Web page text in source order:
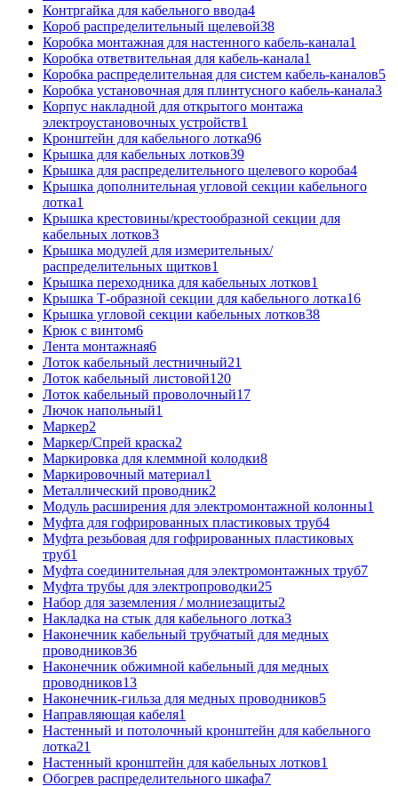
Контргайка для кабельного ввода4
Короб распределительный щелевой38
Коробка монтажная для настенного кабель-канала1
Коробка ответвительная для кабель-канала1
Коробка распределительная для систем кабель-каналов5
Коробка установочная для плинтусного кабель-канала3
Корпус накладной для открытого монтажа
электроустановочных устройств1
Кронштейн для кабельного лотка96
Крышка для кабельных лотков39
Крышка для распределительного щелевого короба4
Крышка дополнительная угловой секции кабельного
лотка1
Крышка крестовины/крестообразной секции для
кабельных лотков3
Крышка модулей для измерительных/
распределительных щитков1
Крышка переходника для кабельных лотков1
Крышка Т-образной секции для кабельного лотка16
Крышка угловой секции кабельных лотков38
Крюк с винтом6
Лента монтажная6
Лоток кабельный лестничный21
Лоток кабельный листовой120
Лоток кабельный проволочный17
Лючок напольный1
Маркер2
Маркер/Спрей краска2
Маркировка для клеммной колодки8
Маркировочный материал1
Металлический проводник2
Модуль расширения для электромонтажной колонны1
Муфта для гофрированных пластиковых труб4
Муфта резьбовая для гофрированных пластиковых
труб1
Муфта соединительная для электромонтажных труб7
Муфта трубы для электропроводки25
Набор для заземления / молниезащиты2
Накладка на стык для кабельного лотка3
Наконечник кабельный трубчатый для медных
проводников36
Наконечник обжимной кабельный для медных
проводников13
Наконечник-гильза для медных проводников5
Направляющая кабеля1
Настенный и потолочный кронштейн для кабельного
лотка21
Настенный кронштейн для кабельных лотков1
Обогрев распределительного шкафа7